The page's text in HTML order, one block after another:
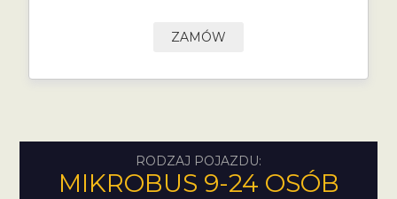
ZAMÓW
RODZAJ POJAZDU:
MIKROBUS 9-24 OSÓB